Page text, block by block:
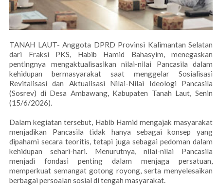
TANAH LAUT- Anggota DPRD Provinsi Kalimantan Selatan
dari Fraksi PKS, Habib Hamid Bahasyim, menegaskan
pentingnya mengaktualisasikan nilai-nilai Pancasila dalam
kehidupan bermasyarakat saat menggelar Sosialisasi
Revitalisasi dan Aktualisasi Nilai-Nilai Ideologi Pancasila
(Sosrev) di Desa Ambawang, Kabupaten Tanah Laut, Senin
(15/6/2026).
Dalam kegiatan tersebut, Habib Hamid mengajak masyarakat
menjadikan Pancasila tidak hanya sebagai konsep yang
dipahami secara teoritis, tetapi juga sebagai pedoman dalam
kehidupan sehari-hari. Menurutnya, nilai-nilai Pancasila
menjadi fondasi penting dalam menjaga persatuan,
memperkuat semangat gotong royong, serta menyelesaikan
berbagai persoalan sosial di tengah masyarakat.